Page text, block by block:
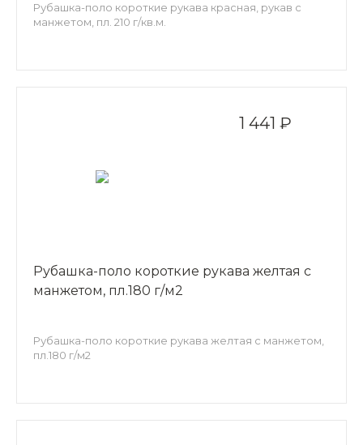
Рубашка-поло короткие рукава красная, рукав с
манжетом, пл. 210 г/кв.м.
1 441 ₽
Рубашка-поло короткие рукава желтая с
манжетом, пл.180 г/м2
Рубашка-поло короткие рукава желтая с манжетом,
пл.180 г/м2